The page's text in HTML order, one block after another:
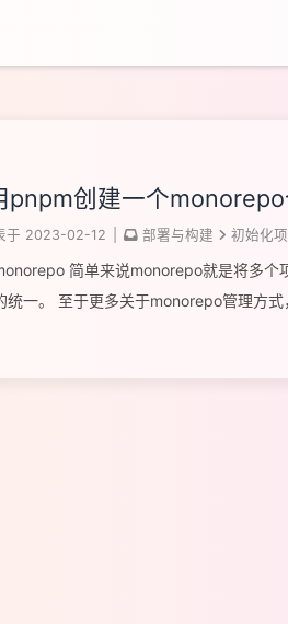
pnpm创建一个
于 2023-02-12 部署与构建 初始化项
简单来说monorepo就是将多个
统一。 至于更多关于monorepo管理方